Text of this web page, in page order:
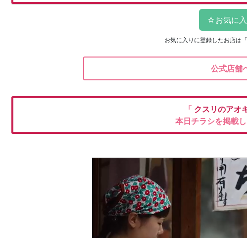
お気に入りに登録したお店は 「
公式店舗
「 クスリのアオ
本日チラシを掲載